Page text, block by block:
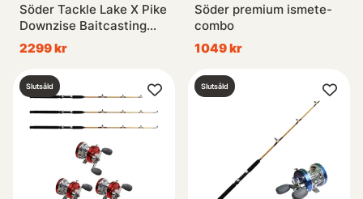
Söder Tackle Lake X Pike
Downzise Baitcasting
Combo
2299 kr
Söder premium ismete-
combo
1049 kr
Slutsåld Slutsåld